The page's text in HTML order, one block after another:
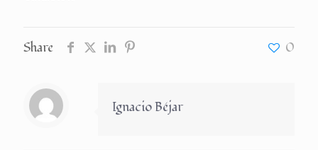
Share 0
Ignacio Béjar